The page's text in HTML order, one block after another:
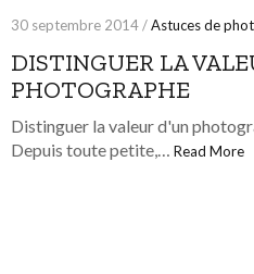
30 septembre 2014 /Astuces de
DISTINGUER LA
PHOTOGRAPHE
Distinguer la valeur d'un
Depuis toute petite,… Read More